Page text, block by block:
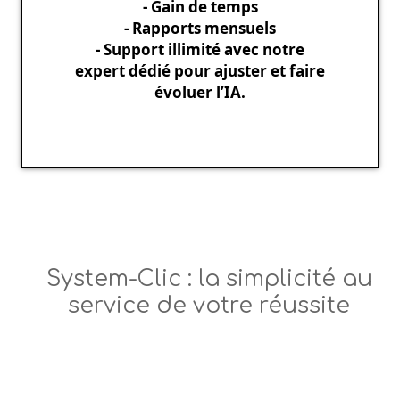
- Gain de temps
- Rapports mensuels
- Support illimité avec notre
expert dédié pour ajuster et faire
évoluer l’IA.
System-Clic : la simplicité au
service de votre réussite